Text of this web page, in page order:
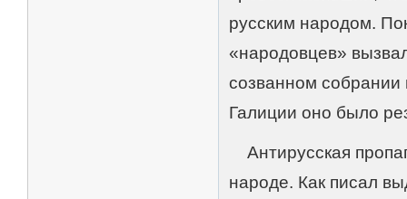
русским народом.
«народовцев»
созванном собрании
Галиции оно было
Антирусская
народе. Как писал